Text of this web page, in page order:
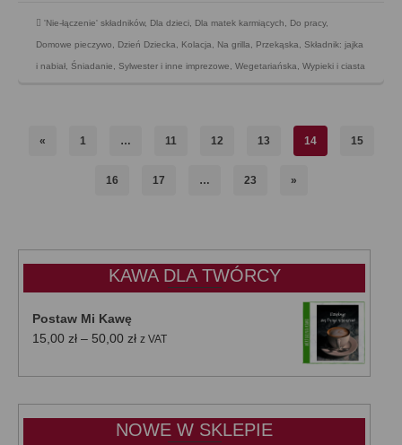
'Nie-łączenie' składników, Dla dzieci, Dla matek karmiących, Do pracy,
Domowe pieczywo, Dzień Dziecka, Kolacja, Na grilla, Przekąska, Składnik: jajka
i nabiał, Śniadanie, Sylwester i inne imprezowe, Wegetariańska, Wypieki i ciasta
« 1 … 11 12 13 14 15
16 17 … 23 »
KAWA DLA TWÓRCY
Postaw Mi Kawę
15,00 zł – 50,00 złZakres
od
do
50,00 zł
z VAT
NOWE W SKLEPIE